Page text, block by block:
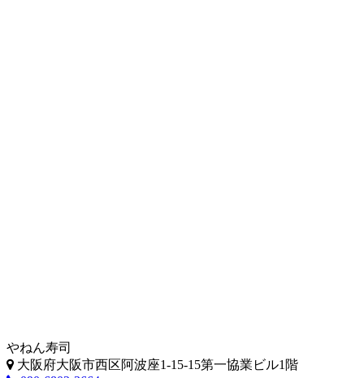
やねん寿司
大阪府大阪市西区阿波座1-15-15第一協業ビル1階